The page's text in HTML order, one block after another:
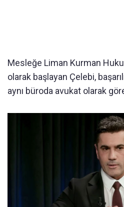
Mesleğe Liman Kurman
olarak başlayan Çelebi,
aynı büroda avukat olarak